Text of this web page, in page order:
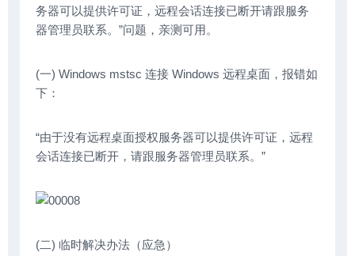
务器可以提供许可证，远程会话连接已断开请跟服务
器管理员联系。”问题，亲测可用。
(一) Windows mstsc 连接 Windows 远程桌面，报错如
下：
“由于没有远程桌面授权服务器可以提供许可证，远程
会话连接已断开，请跟服务器管理员联系。”
(二) 临时解决办法（应急）